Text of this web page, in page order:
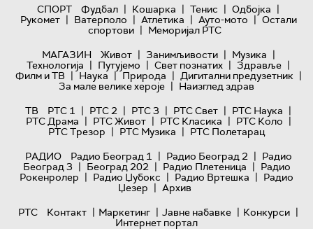
СПОРТ
Фудбал | Кошарка | Тенис | Одбојка |
Рукомет | Ватерполо | Атлетика | Ауто-мото | Остали
спортови | Меморијал РТС
МАГАЗИН
Живот | Занимљивости | Музика |
Технологијa | Путујемо | Свет познатих | Здравље |
Филм и ТВ | Наука | Природа | Дигитални предузетник |
За мале велике хероје | Наизглед здрав
ТВ
РТС 1 | РТС 2 | РТС 3 | РТС Свет | РТС Наука |
РТС Драма | РТС Живот | РТС Класика | РТС Коло |
РТС Трезор | РТС Музика | РТС Полетарац
РАДИО
Радио Београд 1 | Радио Београд 2 | Радио
Београд 3 | Београд 202 | Радио Плетеница | Радио
Рокенролер | Радио Џубокс | Радио Вртешка | Радио
Џезер | Архив
РТС
Контакт | Маркетинг | Јавне набавке | Конкурси |
Интернет портал